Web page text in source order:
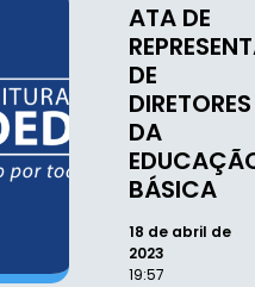
ATA DE
DE
DIRETORES
DA
BÁSICA
18 de abril de
2023
19:57